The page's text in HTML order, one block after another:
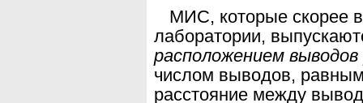
МИС, которыескорее
лаборатории, выпуска
расположением выводов
числом выводов,
расстояние между